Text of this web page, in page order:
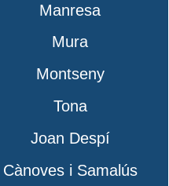
Manresa
Mura
Montseny
Tona
Joan Despí
Cànoves i Samalús